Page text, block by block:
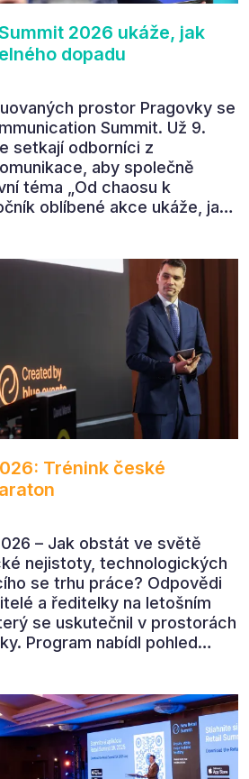
2026 ukáže, jak
dopadu
prostor Pragovky se
Summit. Už 9.
setkají odborníci z
aby společně
téma „Od chaosu k
oblíbené akce ukáže, jak
Trénink české
– Jak obstát ve světě
nejistoty, technologických
se trhu práce? Odpovědi
a ředitelky na letošním
se uskutečnil v prostorách
Program nabídl pohled
i budoucnost role CFO.